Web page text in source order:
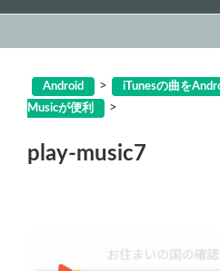
プ
Android >
iTunesの曲を
Musicが便利
>
play-music7